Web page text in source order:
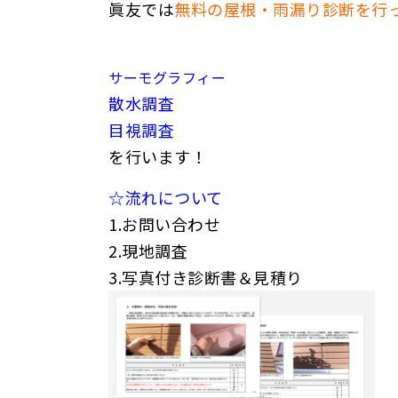
眞友では無料の屋根・雨漏り診断を行
サーモグラフィー
散水調査
目視調査
を行います！
☆流れについて
1.お問い合わせ
2.現地調査
3.写真付き診断書＆見積り